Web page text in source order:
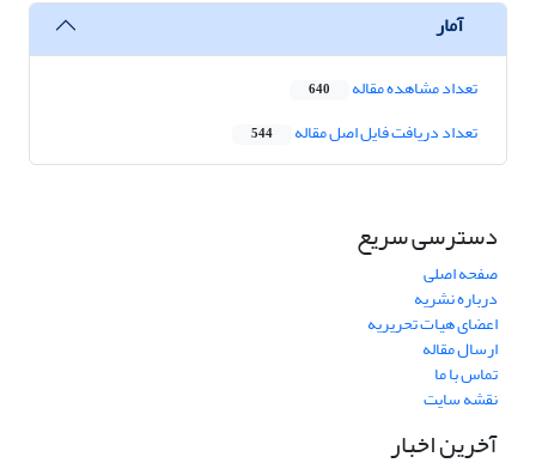
آمار
تعداد مشاهده مقاله 640
تعداد دریافت فایل اصل مقاله 544
دسترسی سریع
صفحه اصلی
درباره نشریه
اعضای هیات تحریریه
ارسال مقاله
تماس با ما
نقشه سایت
آخرین اخبار